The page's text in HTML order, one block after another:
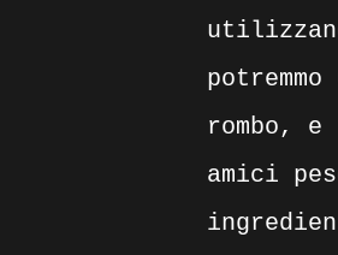
rombo,
amici